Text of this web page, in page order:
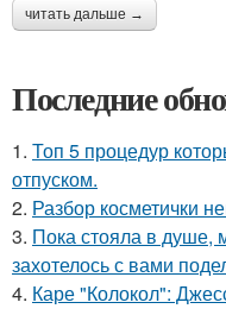
читать дальше →
Последние
1. Топ 5 процедур
отпуском.
2. Разбор косметички
3. Пока стояла в душе,
захотелось с вами
4. Каре "Колокол":